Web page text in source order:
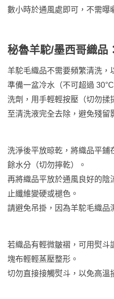
數小時於通風處即可，不需曝
秘魯羊駝/墨西哥織品
羊駝毛織品不需要頻繁清洗，
準備一盆冷水（不可超過
洗劑，用手輕輕按壓（切勿揉
至清洗液完全去除，避免殘留
洗淨後平放晾乾，將織品平鋪
餘水分（切勿擰乾）。
再將織品平放於通風良好的陰
止纖維變硬或褪色。
請避免吊掛，因為羊駝毛織品
若織品有輕微皺褶，可用熨斗
塊布輕輕蒸壓整形。
切勿直接接觸熨斗，以免高溫